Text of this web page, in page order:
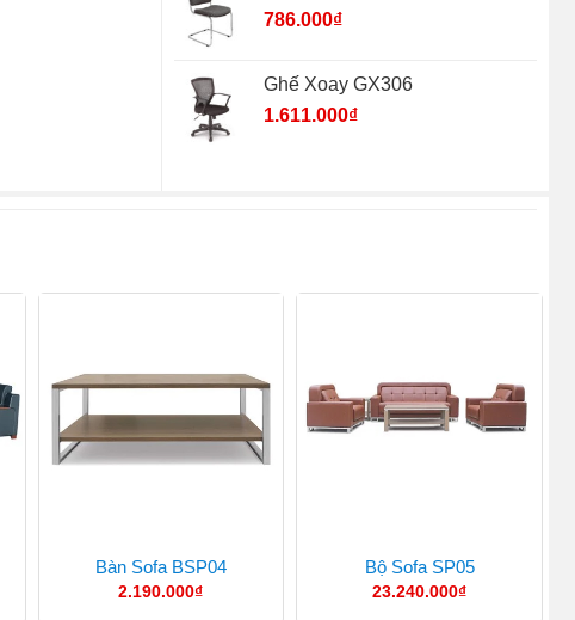
786.000₫
Ghế Xoay GX306
1.611.000₫
Bàn Sofa BSP04
2.190.000₫
Bộ Sofa SP05
23.240.000₫